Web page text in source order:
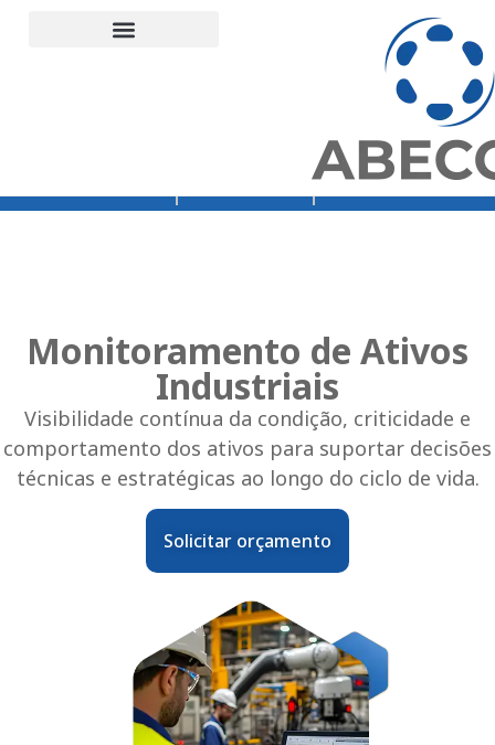
Rede Vibra
Monitoramento de Ativos
Industriais
Visibilidade contínua da condição, criticidade e
comportamento dos ativos para suportar decisões
técnicas e estratégicas ao longo do ciclo de vida.
Solicitar orçamento